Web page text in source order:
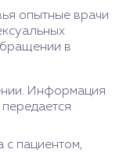
опытные врачи
в
Информация
с пациентом,